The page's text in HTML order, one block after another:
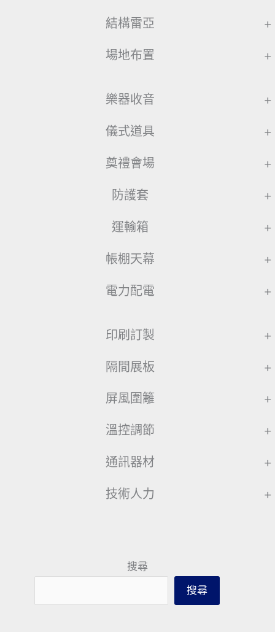
結構雷亞 +
場地布置 +
樂器收音 +
儀式道具 +
奠禮會場 +
防護套 +
運輸箱 +
帳棚天幕 +
電力配電 +
印刷訂製 +
隔間展板 +
屏風圍籬 +
溫控調節 +
通訊器材 +
技術人力 +
搜尋
搜尋